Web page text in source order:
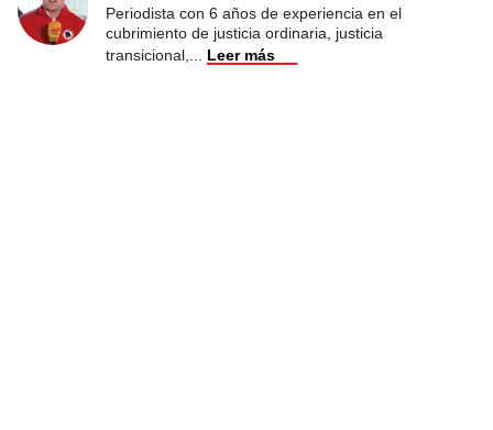
Periodista con 6 años de experiencia en el
cubrimiento de justicia ordinaria, justicia
transicional,
Leer más